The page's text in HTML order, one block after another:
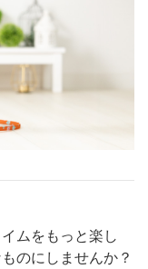
ムをもっと楽し
のにしませんか？